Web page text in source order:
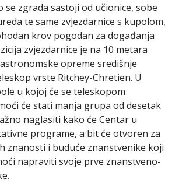
se zgrada sastoji od učionice, sobe
te same zvjezdarnice s kupolom,
krov pogodan za događanja
zvjezdarnice je na 10 metara
opreme središnje
vrste Ritchey-Chretien. U
u kojoj će se teleskopom
će stati manja grupa od desetak
naglasiti kako će Centar u
programe, a bit će otvoren za
znanosti i buduće znanstvenike koji
napraviti svoje prve znanstveno-